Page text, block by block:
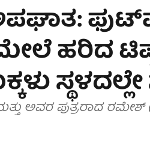
ಹರಿದ
ಸ್ಥಳದಲ್ಲೇ
ಅವರ ಪುತ್ರರಾದ ರಮೇಶ್